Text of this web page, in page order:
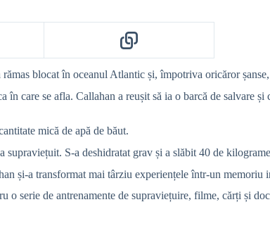
rămas blocat în oceanul Atlantic și, împotriva oricăror
care se afla. Callahan a reușit să ia o barcă de salvare
mică de apă de băut.
S-a deshidratat grav și a slăbit 40 de
și-a transformat mai târziu experiențele într-un memoriu
o serie de antrenamente de supraviețuire, filme, cărți și